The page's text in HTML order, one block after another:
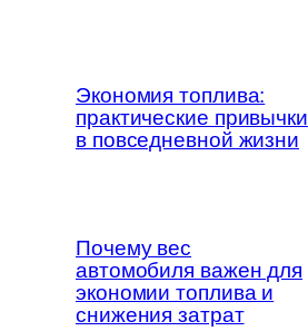
Экономия топлива:
практические привычки
в повседневной жизни
Почему вес
автомобиля важен для
экономии топлива и
снижения затрат